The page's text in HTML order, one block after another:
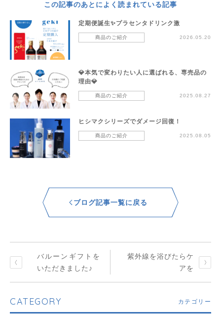
この記事のあとによく読まれている記事
定期便誕生✨プラセンタドリンク激
商品のご紹介 2026.05.20
💎本気で変わりたい人に選ばれる、専売品の
理由💎
商品のご紹介 2025.08.27
ヒシマクシリーズでダメージ回復！
商品のご紹介 2025.08.05
ブログ記事一覧に戻る
バルーンギフトを
いただきました♪
紫外線を浴びたらケ
アを
CATEGORY カテゴリー